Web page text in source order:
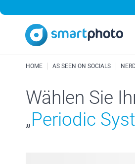
HOME AS SEEN ON SOCIALS
Wählen Sie
„Periodic